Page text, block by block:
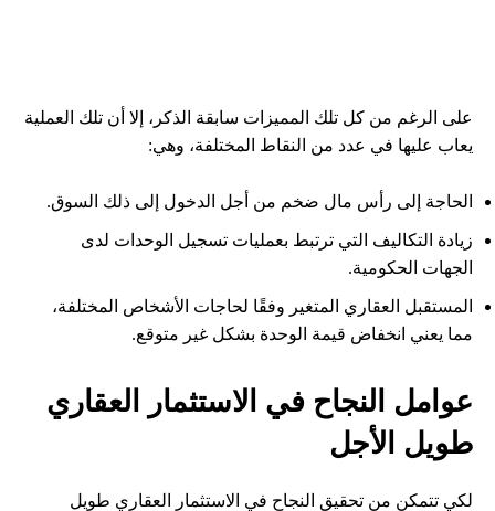
على الرغم من كل تلك المميزات سابقة الذكر، إلا أن تلك العملية
يعاب عليها في عدد من النقاط المختلفة، وهي:
الحاجة إلى رأس مال ضخم من أجل الدخول إلى ذلك السوق.
زيادة التكاليف التي ترتبط بعمليات تسجيل الوحدات لدى
الجهات الحكومية.
المستقبل العقاري المتغير وفقًا لحاجات الأشخاص المختلفة،
مما يعني انخفاض قيمة الوحدة بشكل غير متوقع.
عوامل النجاح في الاستثمار العقاري
طويل الأجل
لكي تتمكن من تحقيق النجاح في الاستثمار العقاري طويل